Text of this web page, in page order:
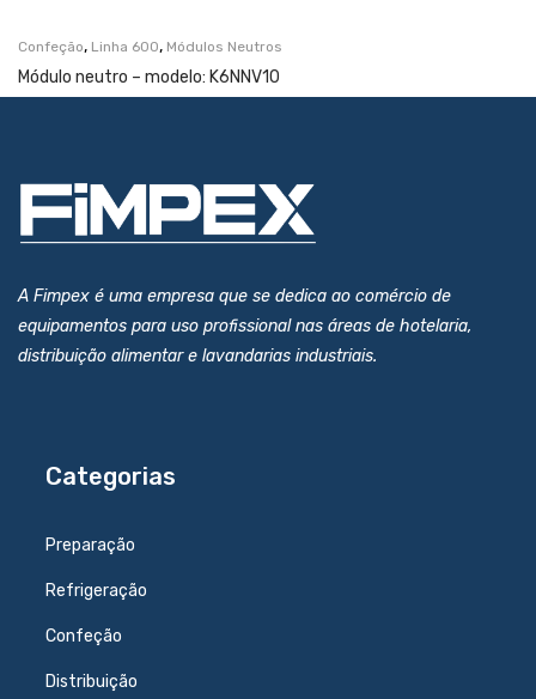
Confeção, Linha 600, Módulos Neutros
Módulo neutro – modelo: K6NNV10
A Fimpex é uma empresa que se dedica ao comércio de
equipamentos para uso profissional nas áreas de hotelaria,
distribuição alimentar e lavandarias industriais.
Categorias
Preparação
Refrigeração
Confeção
Distribuição